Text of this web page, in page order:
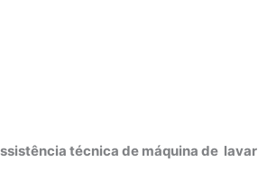
técnica de máquina de lavar